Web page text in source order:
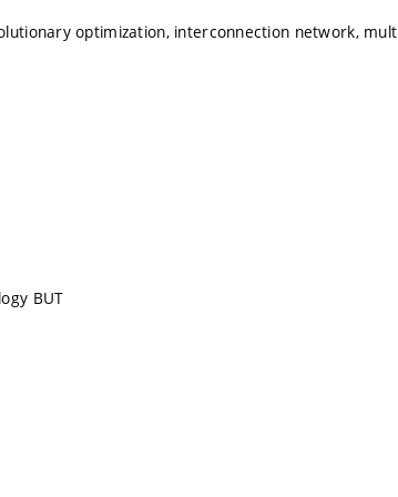
optimization, interconnection network,
BUT